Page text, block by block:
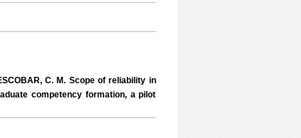
C. M. Scope of reliability in
competency formation, a pilot